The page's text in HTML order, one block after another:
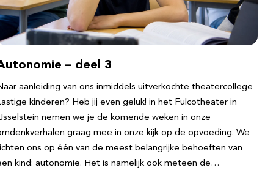
– deel 3
aanleiding van ons inmiddels uitverkochte theatercollege
kinderen? Heb jij even geluk! in het Fulcotheater in
nemen we je de komende weken in onze
graag mee in onze kijk op de opvoeding. We
ons op één van de meest belangrijke behoeften van
kind: autonomie. Het is namelijk ook meteen de…